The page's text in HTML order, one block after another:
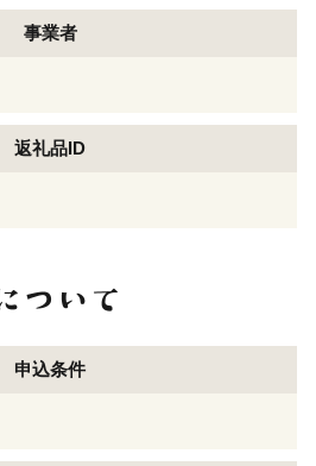
事業者
返礼品ID
申込条件